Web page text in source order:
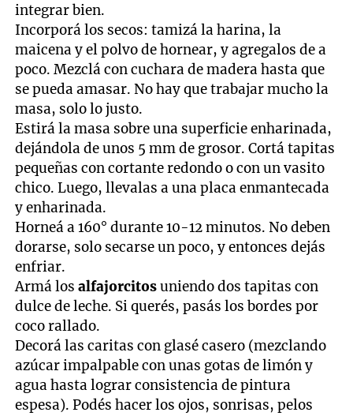
integrar bien.
Incorporá los secos: tamizá la harina, la
maicena y el polvo de hornear, y agregalos de a
poco. Mezclá con cuchara de madera hasta que
se pueda amasar. No hay que trabajar mucho la
masa, solo lo justo.
Estirá la masa sobre una superficie enharinada,
dejándola de unos 5 mm de grosor. Cortá tapitas
pequeñas con cortante redondo o con un vasito
chico. Luego, llevalas a una placa enmantecada
y enharinada.
Horneá a 160° durante 10-12 minutos. No deben
dorarse, solo secarse un poco, y entonces dejás
enfriar.
Armá los alfajorcitosuniendo dos tapitas con
dulce de leche. Si querés, pasás los bordes por
coco rallado.
Decorá las caritas con glasé casero (mezclando
azúcar impalpable con unas gotas de limón y
agua hasta lograr consistencia de pintura
espesa). Podés hacer los ojos, sonrisas, pelos